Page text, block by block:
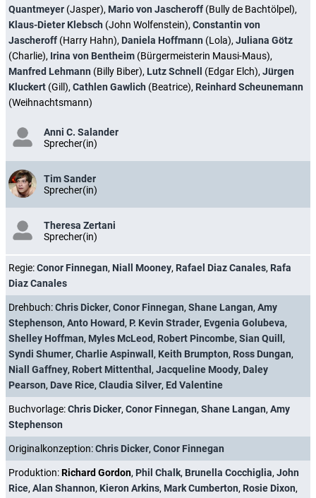
Quantmeyer (Jasper), Mario von Jascheroff (Bully de Bachtölpel),
Klaus-Dieter Klebsch (John Wolfenstein), Constantin von
Jascheroff (Harry Hahn), Daniela Hoffmann (Lola), Juliana Götz
(Charlie), Irina von Bentheim (Bürgermeisterin Mausi-Maus),
Manfred Lehmann (Billy Biber), Lutz Schnell (Edgar Elch), Jürgen
Kluckert (Gill), Cathlen Gawlich (Beatrice), Reinhard Scheunemann
(Weihnachtsmann)
Anni C. Salander
Sprecher(in)
Tim Sander
Sprecher(in)
Theresa Zertani
Sprecher(in)
Regie:Conor Finnegan, Niall Mooney, Rafael Diaz Canales, Rafa
Diaz Canales
Drehbuch:Chris Dicker, Conor Finnegan, Shane Langan, Amy
Stephenson, Anto Howard, P. Kevin Strader, Evgenia Golubeva,
Shelley Hoffman, Myles McLeod, Robert Pincombe, Sian Quill,
Syndi Shumer, Charlie Aspinwall, Keith Brumpton, Ross Dungan,
Niall Gaffney, Robert Mittenthal, Jacqueline Moody, Daley
Pearson, Dave Rice, Claudia Silver, Ed Valentine
Buchvorlage:Chris Dicker, Conor Finnegan, Shane Langan, Amy
Stephenson
Originalkonzeption:Chris Dicker, Conor Finnegan
Produktion:Richard Gordon, Phil Chalk, Brunella Cocchiglia, John
Rice, Alan Shannon, Kieron Arkins, Mark Cumberton, Rosie Dixon,